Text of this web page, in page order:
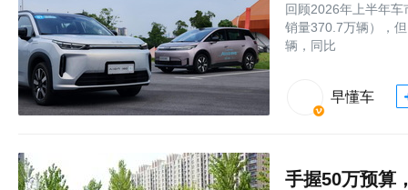
回顾2026年上半年
销量370.7万辆），
辆，同比
早懂车
手握50万预算